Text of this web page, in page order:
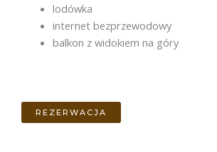
lodówka
internet bezprzewodowy
balkon z widokiem na góry
REZERWACJA